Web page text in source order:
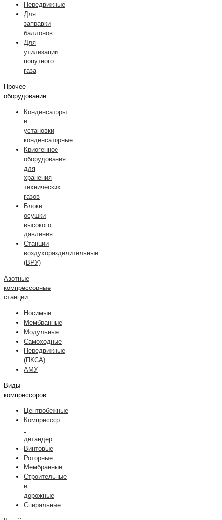
Передвижные
Для
заправки
баллонов
Для
утилизации
попутного
газа
Прочее
оборудование
Конденсаторы
и
установки
конденсаторные
Криогенное
оборудования
для
хранения
технических
газов
Блоки
осушки
высокого
давления
Станции
воздухоразделительные
(ВРУ)
Азотные
компрессорные
станции
Носимые
Мембранные
Модульные
Самоходные
Передвижные
(ПКСА)
АМУ
Виды
компрессоров
Центробежные
Компрессор
-
детандер
Винтовые
Роторные
Мембранные
Строительные
и
дорожные
Спиральные